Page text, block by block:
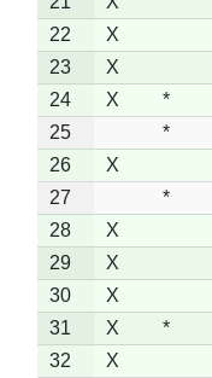
22
X
23
X
24
X *
25
*
26
X
27
*
28
X
29
X
30
X
31
X *
32
X